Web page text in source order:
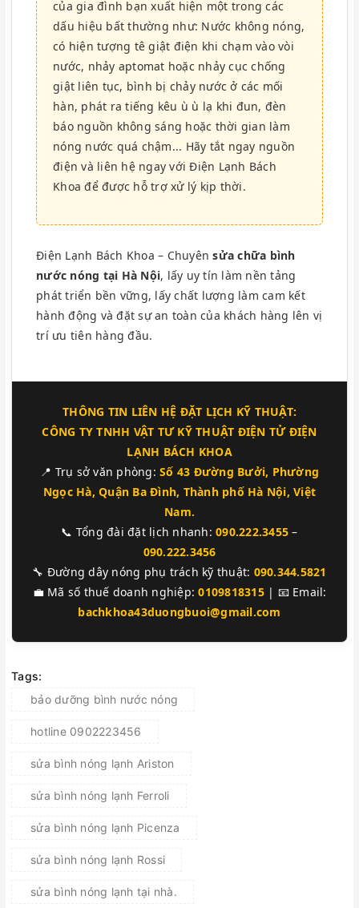
của gia đình bạn xuất hiện một trong các
dấu hiệu bất thường như: Nước không nóng,
có hiện tượng tê giật điện khi chạm vào vòi
nước, nhảy aptomat hoặc nhảy cục chống
giật liên tục, bình bị chảy nước ở các mối
hàn, phát ra tiếng kêu ù ù lạ khi đun, đèn
báo nguồn không sáng hoặc thời gian làm
nóng nước quá chậm... Hãy tắt ngay nguồn
điện và liên hệ ngay với Điện Lạnh Bách
Khoa để được hỗ trợ xử lý kịp thời.
Điện Lạnh Bách Khoa – Chuyênsửa chữa bình
nước nóng tại Hà Nội, lấy uy tín làm nền tảng
phát triển bền vững, lấy chất lượng làm cam kết
hành động và đặt sự an toàn của khách hàng lên vị
trí ưu tiên hàng đầu.
THÔNG TIN LIÊN HỆ ĐẶT LỊCH KỸ THUẬT:
CÔNG TY TNHH VẬT TƯ KỸ THUẬT ĐIỆN TỬ ĐIỆN
LẠNH BÁCH KHOA
📍 Trụ sở văn phòng: Số 43 Đường Bưởi, Phường
Ngọc Hà, Quận Ba Đình, Thành phố Hà Nội, Việt
Nam.
📞 Tổng đài đặt lịch nhanh:090.222.3455 –
090.222.3456
🔧 Đường dây nóng phụ trách kỹ thuật: 090.344.5821
💼 Mã số thuế doanh nghiệp:0109818315| 📧 Email:
bachkhoa43duongbuoi@gmail.com
Tags:
bảo dưỡng bình nước nóng
hotline 0902223456
sửa bình nóng lạnh Ariston
sửa bình nóng lạnh Ferroli
sửa bình nóng lạnh Picenza
sửa bình nóng lạnh Rossi
sửa bình nóng lạnh tại nhà.